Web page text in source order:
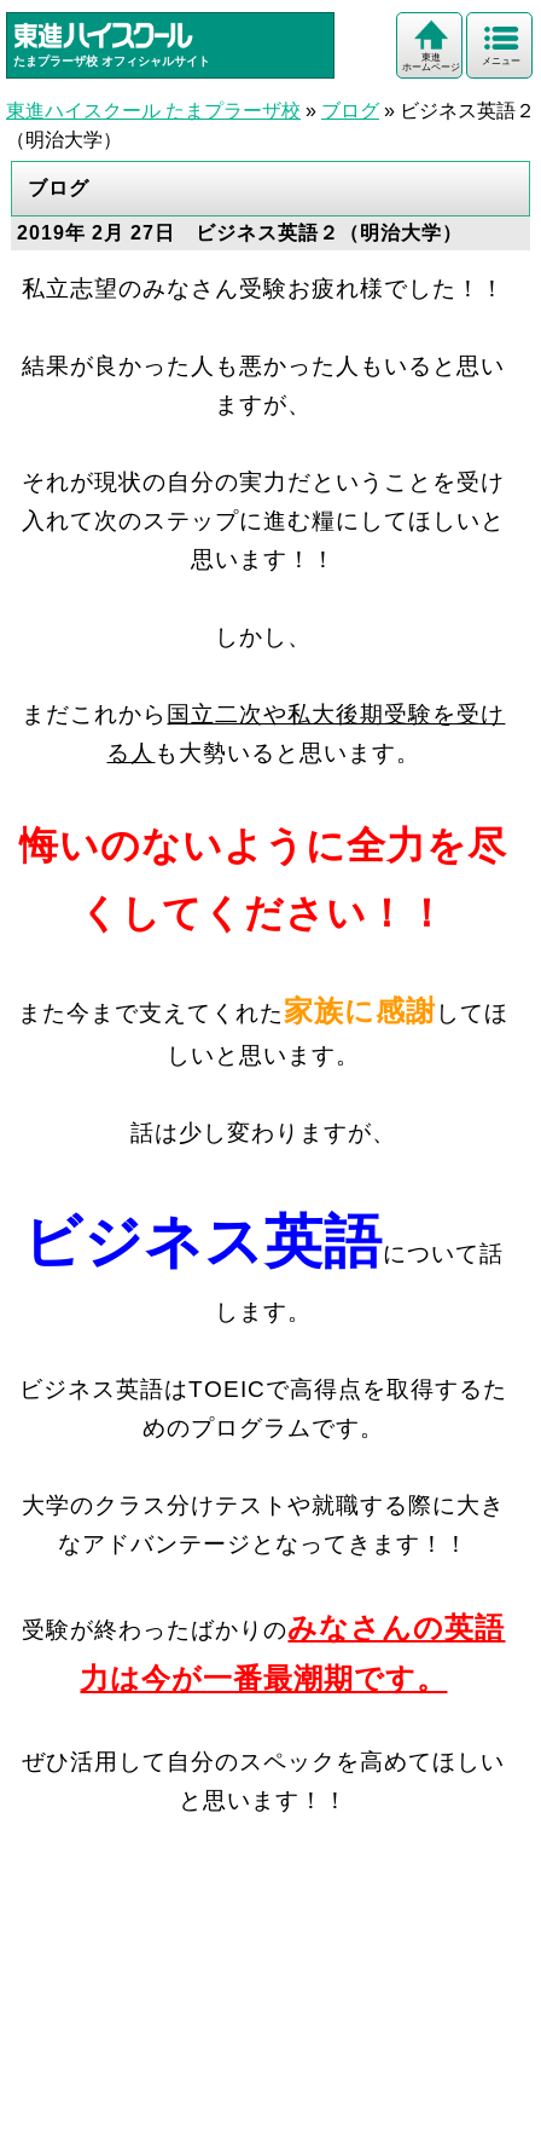
たまプラーザ校 オフィシャルサイト メニュー
東進
ホームページ
東進ハイスクール たまプラーザ校 » ブログ » ビジネス英語２
（明治大学）
ブログ
2019年 2月 27日 ビジネス英語２（明治大学）
私立志望のみなさん受験お疲れ様でした！！
結果が良かった人も悪かった人もいると思い
ますが、
それが現状の自分の実力だということを受け
入れて次のステップに進む糧にしてほしいと
思います！！
しかし、
まだこれから 国立二次や私大後期受験を受け
る人 も大勢いると思います。
悔いのないように全力を尽
くしてください！！
また今まで支えてくれた家族に感謝してほ
しいと思います。
話は少し変わりますが、
ビジネス英語について話
します。
ビジネス英語はTOEICで高得点を取得するた
めのプログラムです。
大学のクラス分けテストや就職する際に大き
なアドバンテージとなってきます！！
受験が終わったばかりのみなさんの英語
力は今が一番最潮期です。
ぜひ活用して自分のスペックを高めてほしい
と思います！！